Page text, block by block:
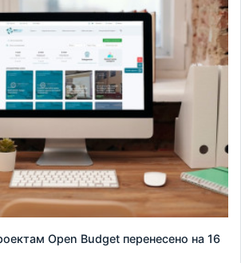
Open Budget перенесено на 16